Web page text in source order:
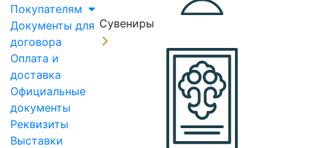
Покупателям
Документы для
договора
Оплата и
доставка
Официальные
документы
Реквизиты
Выставки
Сувениры